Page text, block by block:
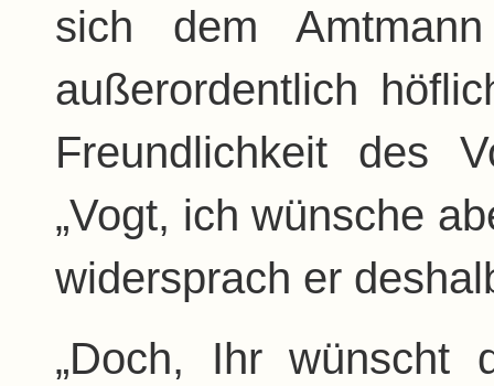
sich dem
außerordentlich
Freundlichkeit des
„Vogt, ich wünsche
widersprach er
„Doch, Ihr wünscht